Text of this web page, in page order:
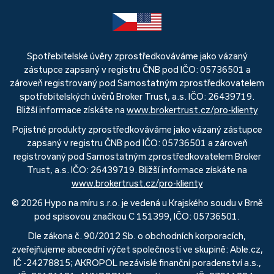
Spotřebitelské úvěry zprostředkováváme jako vázaný
zástupce zapsaný v registru ČNB pod IČO: 05736501 a
zároveň registrovaný pod Samostatným zprostředkovatelem
spotřebitelských úvěrů Broker Trust, a.s. IČO: 26439719.
Bližší informace získáte na www.brokertrust.cz/pro-klienty
Pojistné produkty zprostředkováváme jako vázaný zástupce
zapsaný v registru ČNB pod IČO: 05736501 a zároveň
registrovaný pod Samostatným zprostředkovatelem Broker
Trust, a.s. IČO: 26439719. Bližší informace získáte na
www.brokertrust.cz/pro-klienty
© 2026 Hypo na míru s.r.o. je vedená u Krajského soudu v Brně
pod spisovou značkou C 151399, IČO: 05736501.
Dle zákona č. 90/2012 Sb. o obchodních korporacích,
zveřejňujeme abecední výčet společností ve skupině: Able.cz,
IČ -24278815; AKROPOL nezávislé finanční poradenství a.s.,